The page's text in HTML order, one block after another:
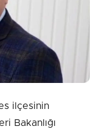
ilçesinin
Bakanlığı